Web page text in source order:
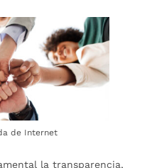
de Internet
la transparencia,